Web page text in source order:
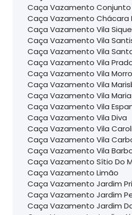
Caça Vazamento Conjunto
Caça Vazamento Chácara
Caça Vazamento Vila
Caça Vazamento Vila
Caça Vazamento Vila
Caça Vazamento Vila
Caça Vazamento Vila
Caça Vazamento Vila
Caça Vazamento Vila Maria
Caça Vazamento Vila
Caça Vazamento Vila Diva
Caça Vazamento Vila
Caça Vazamento Vila
Caça Vazamento Vila
Caça Vazamento Sítio Do
Caça Vazamento Limão
Caça Vazamento Jardim
Caça Vazamento Jardim
Caça Vazamento Jardim